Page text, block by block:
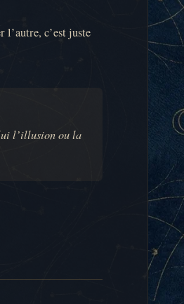
l’autre, c’est juste
lui l’illusion ou la